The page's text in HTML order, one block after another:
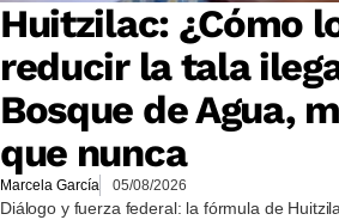
Huitzilac: ¿Cómo
reducir la tala
Bosque de Agua,
que nunca
Marcela García 05/08/2026
Diálogo y fuerza federal: la fórmula de